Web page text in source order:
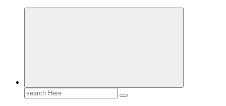
Search
for: